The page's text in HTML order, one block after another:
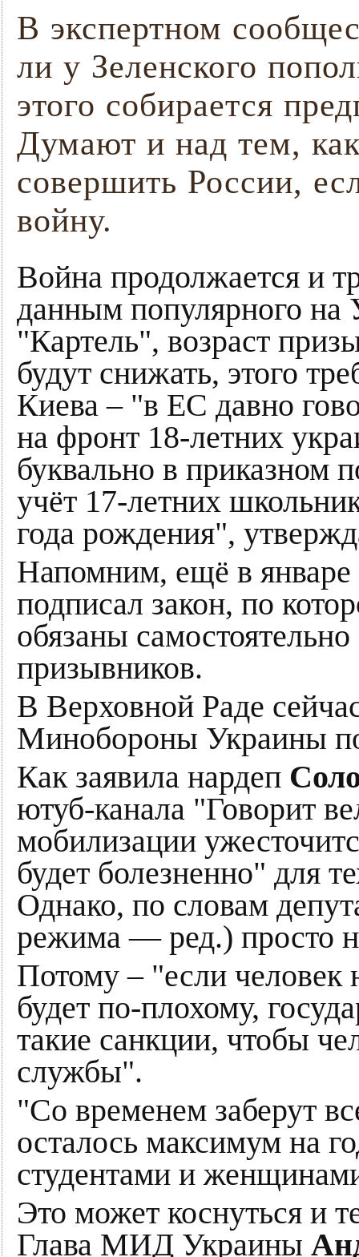
В экспертном
ли у Зеленского
этого собирается
Думают и над тем,
совершить России,
войну.
Война продолжается и
данным популярного на
"Картель", возраст
будут снижать, этого
Киева – "в ЕС давно
на фронт 18-летних
буквально в приказном
учёт 17-летних
года рождения",
Напомним, ещё в январе
подписал закон, по
обязаны
призывников.
В Верховной Раде
Минобороны Украины
Как заявила нардеп
ютуб-канала "Говорит
мобилизации
будет болезненно" для
Однако, по словам
режима — ред.) просто
Потому – "если человек
будет по-плохому,
такие санкции, чтобы
службы".
"Со временем заберут
осталось максимум на
студентами и
Это может коснуться и
Глава МИД Украины